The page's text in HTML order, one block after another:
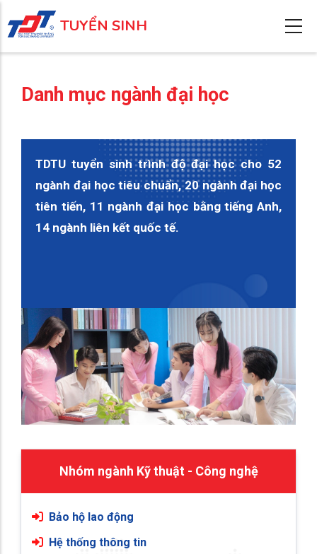
đến
nội
TUYỂN SINH
Danh mục ngành đại học
TDTU tuyển sinh trình độ đại học cho 52
ngành đại học tiêu chuẩn, 20 ngành đại học
tiên tiến, 11 ngành đại học bằng tiếng Anh,
14 ngành liên kết quốc tế.
Nhóm ngành Kỹ thuật - Công nghệ
Bảo hộ lao động
Hệ thống thông tin